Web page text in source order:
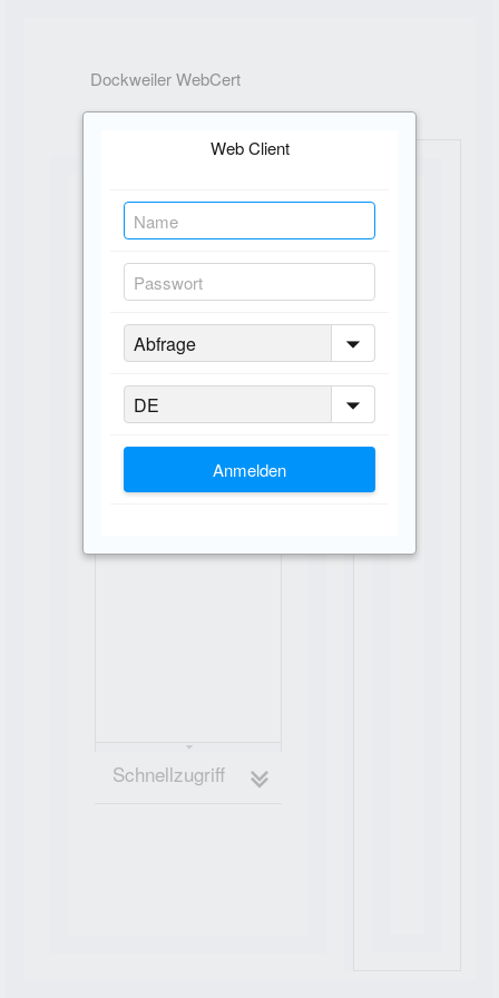
Dockweiler WebCert
Schnellzugriff
Web Client
Anmelden